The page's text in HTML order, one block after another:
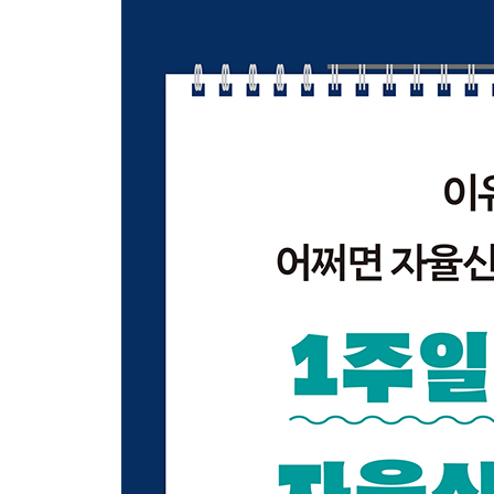
04 자율신경 균형이 깨진 상태, 자율신경실조증
10 자율신경 트러블 증상 ④ 정신 건강 문제
11 자율신경 균형을 무너뜨리는 세 가지 요인
13 자율신경실조증과 우울증, 비슷하지만 다르다
14 아침에 일어나기 힘든 기립성 조절장애란 무엇
제2장 자율신경 균형은 아침 시간에 달렸다
01 자율신경 리듬 바로잡기, 아침에만 할 수 있다